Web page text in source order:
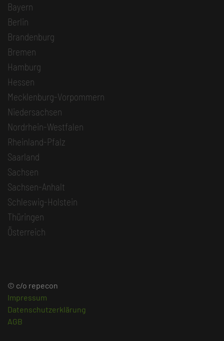
Bayern
Berlin
Brandenburg
Bremen
Hamburg
Hessen
Mecklenburg-Vorpommern
Niedersachsen
Nordrhein-Westfalen
Rheinland-Pfalz
Saarland
Sachsen
Sachsen-Anhalt
Schleswig-Holstein
Thüringen
Österreich
© c/o repecon
Impressum
Datenschutzerklärung
AGB